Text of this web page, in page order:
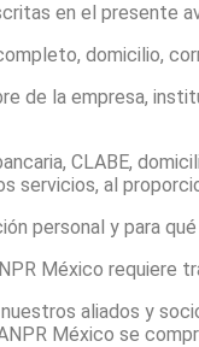
en el presente
domicilio,
de la empresa,
CLABE,
servicios, al
personal y para
México requiere
aliados y
México se